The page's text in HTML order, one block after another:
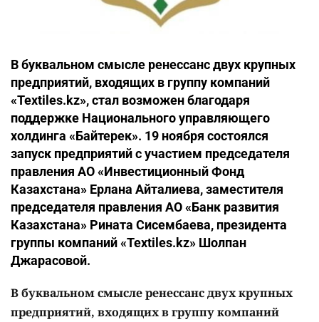
В буквальном смысле ренессанс двух крупных
предприятий, входящих в группу компаний
«Textiles.kz», стал возможен благодаря
поддержке Национального управляющего
холдинга «Байтерек». 19 ноября состоялся
запуск предприятий с участием председателя
правления АО «Инвестиционный Фонд
Казахстана» Ерлана Айталиева, заместителя
председателя правления АО «Банк развития
Казахстана» Рината Сисембаева, президента
группы компаний «Textiles.kz» Шолпан
Джарасовой.
В буквальном смысле ренессанс двух крупных
предприятий, входящих в группу компаний